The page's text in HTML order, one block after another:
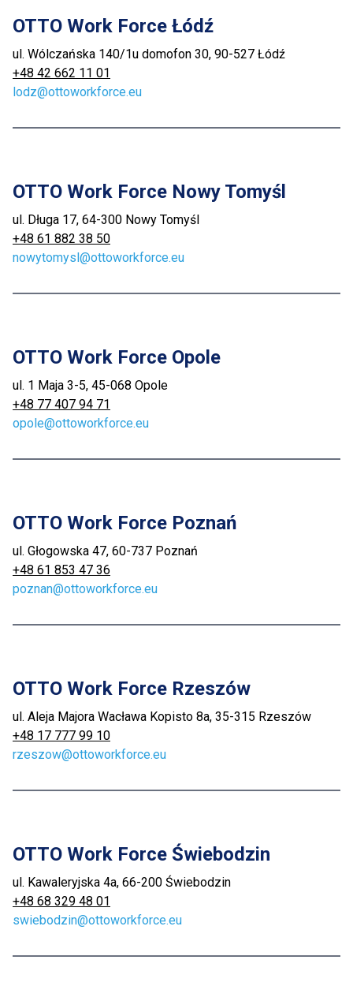
OTTO Work Force Łódź
ul. Wólczańska 140/1u domofon 30, 90-527 Łódź
+48 42 662 11 01
lodz@ottoworkforce.eu
OTTO Work Force Nowy Tomyśl
ul. Długa 17, 64-300 Nowy Tomyśl
+48 61 882 38 50
nowytomysl@ottoworkforce.eu
OTTO Work Force Opole
ul. 1 Maja 3-5, 45-068 Opole
+48 77 407 94 71
opole@ottoworkforce.eu
OTTO Work Force Poznań
ul. Głogowska 47, 60-737 Poznań
+48 61 853 47 36
poznan@ottoworkforce.eu
OTTO Work Force Rzeszów
ul. Aleja Majora Wacława Kopisto 8a, 35-315 Rzeszów
+48 17 777 99 10
rzeszow@ottoworkforce.eu
OTTO Work Force Świebodzin
ul. Kawaleryjska 4a, 66-200 Świebodzin
+48 68 329 48 01
swiebodzin@ottoworkforce.eu